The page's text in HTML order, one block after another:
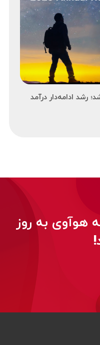
رشد ادامه‌دار درآمد
هوآوی به روز